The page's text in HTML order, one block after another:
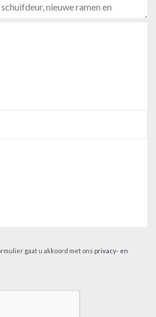
gaat u akkoord met ons privacy- en